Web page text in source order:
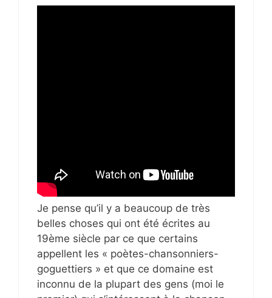
Je pense qu’il y a beaucoup de très
belles choses qui ont été écrites au
19ème siècle par ce que certains
appellent les « poètes-chansonniers-
goguettiers » et que ce domaine est
inconnu de la plupart des gens (moi le